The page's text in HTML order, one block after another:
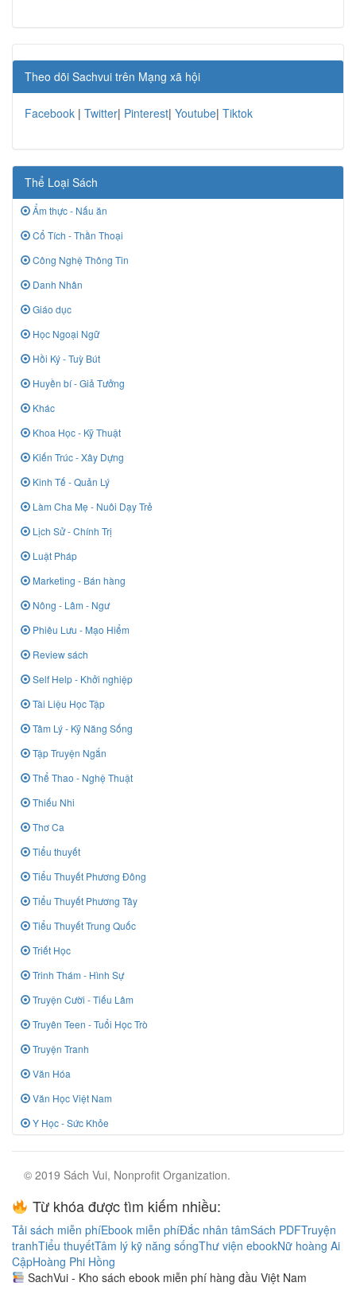
Theo dõi Sachvui trên Mạng xã hội
Facebook | Twitter| Pinterest| Youtube| Tiktok
Thể Loại Sách
Ẩm thực - Nấu ăn
Cổ Tích - Thần Thoại
Công Nghệ Thông Tin
Danh Nhân
Giáo dục
Học Ngoại Ngữ
Hồi Ký - Tuỳ Bút
Huyền bí - Giả Tưởng
Khác
Khoa Học - Kỹ Thuật
Kiến Trúc - Xây Dựng
Kinh Tế - Quản Lý
Làm Cha Mẹ - Nuôi Dạy Trẻ
Lịch Sử - Chính Trị
Luật Pháp
Marketing - Bán hàng
Nông - Lâm - Ngư
Phiêu Lưu - Mạo Hiểm
Review sách
Self Help - Khởi nghiệp
Tài Liệu Học Tập
Tâm Lý - Kỹ Năng Sống
Tập Truyện Ngắn
Thể Thao - Nghệ Thuật
Thiếu Nhi
Thơ Ca
Tiểu thuyết
Tiểu Thuyết Phương Đông
Tiểu Thuyết Phương Tây
Tiểu Thuyết Trung Quốc
Triết Học
Trinh Thám - Hình Sự
Truyện Cười - Tiếu Lâm
Truyên Teen - Tuổi Học Trò
Truyện Tranh
Văn Hóa
Văn Học Việt Nam
Y Học - Sức Khỏe
© 2019 Sách Vui, Nonprofit Organization.
Từ khóa được tìm kiếm nhiều:
Tải sách miễn phíEbook miễn phíĐắc nhân tâmSách PDFTruyện
tranhTiểu thuyếtTâm lý kỹ năng sốngThư viện ebookNữ hoàng Ai
CậpHoàng Phi Hồng
SachVui - Kho sách ebook miễn phí hàng đầu Việt Nam